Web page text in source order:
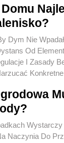
Dym Nie
Od
I Zasady
Naczynia Do